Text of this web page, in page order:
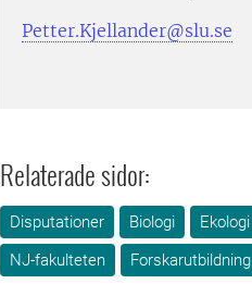
Petter.Kjellander@slu.se
Relaterade sidor:
Disputationer Biologi Ekologi
NJ-fakulteten
Forskarutbildning